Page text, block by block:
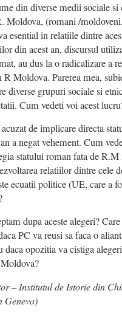
din diverse medii sociale si
Moldova, (romani /
esential in relatiile dintre
din acest an, discursul
au dus la o radicalizare a
Moldova. Parerea mea,
diverse grupuri sociale si
Cum vedeti voi acest
de implicare directa
a negat vehement. Cum
statului roman fata de
relatiilor dintre cele
ecuatii politice (UE, care a
dupa aceste alegeri?
PC va reusi sa faca o
daca opozitia va cistiga
– Institutul de Istorie din
Geneva)